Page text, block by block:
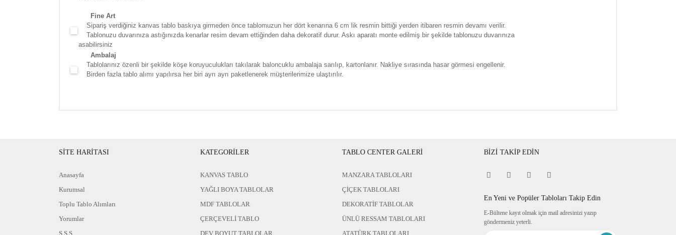
Fine Art
Sipariş verdiğiniz kanvas tablo baskıya girmeden önce tablomuzun her dört kenarına 6 cm lik resmin bittiği yerden itibaren resmin devamı verilir.
Tablonuzu duvarınıza astığınızda kenarlar resim devam ettiğinden daha dekoratif durur. Askı aparatı monte edilmiş bir şekilde tablonuzu duvarınıza
asabilirsiniz
Ambalaj
Tablolarınız özenli bir şekilde köşe koruyuculukları takılarak baloncuklu ambalaja sarılıp, kartonlanır. Nakliye sırasında hasar görmesi engellenir.
Birden fazla tablo alımı yapılırsa her biri ayrı ayrı paketlenerek müşterilerimize ulaştırılır.
SİTE HARİTASI
Anasayfa
Kurumsal
Toplu Tablo Alımları
Yorumlar
S.S.S
KATEGORİLER
KANVAS TABLO
YAĞLI BOYA TABLOLAR
MDF TABLOLAR
ÇERÇEVELİ TABLO
DEV BOYUT TABLOLAR
TABLO CENTER GALERİ
MANZARA TABLOLARI
ÇİÇEK TABLOLARI
DEKORATİF TABLOLAR
ÜNLÜ RESSAM TABLOLARI
ATATÜRK TABLOLARI
BİZİ TAKİP EDİN
En Yeni ve Popüler Tabloları Takip Edin
E-Bültene kayıt olmak için mail adresinizi yazıp
göndermeniz yeterli.